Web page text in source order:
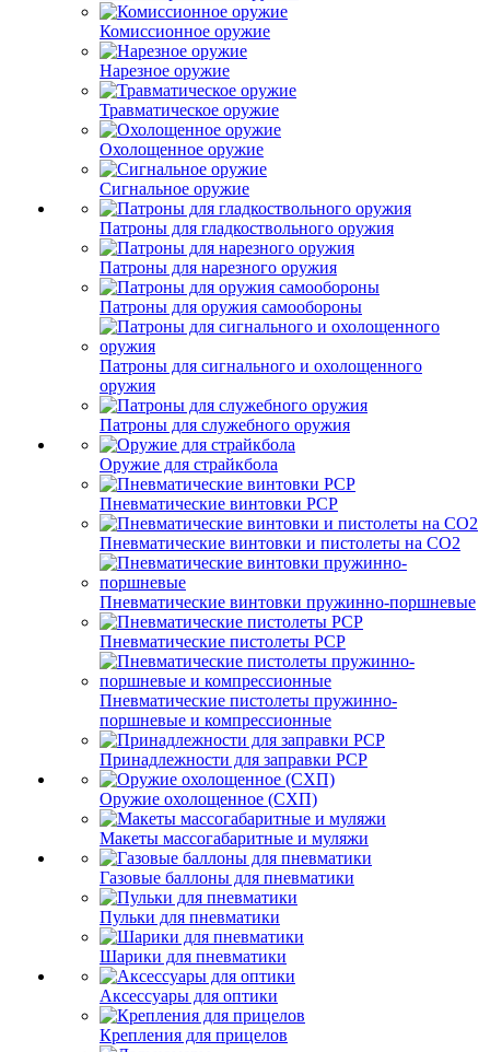
Комиссионное оружие
Нарезное оружие
Травматическое оружие
Охолощенное оружие
Сигнальное оружие
Патроны для гладкоствольного оружия
Патроны для нарезного оружия
Патроны для оружия самообороны
Патроны для сигнального и охолощенного
оружия
Патроны для служебного оружия
Оружие для страйкбола
Пневматические винтовки PCP
Пневматические винтовки и пистолеты на CO2
Пневматические винтовки пружинно-поршневые
Пневматические пистолеты PCP
Пневматические пистолеты пружинно-
поршневые и компрессионные
Принадлежности для заправки PCP
Оружие охолощенное (СХП)
Макеты массогабаритные и муляжи
Газовые баллоны для пневматики
Пульки для пневматики
Шарики для пневматики
Аксессуары для оптики
Крепления для прицелов